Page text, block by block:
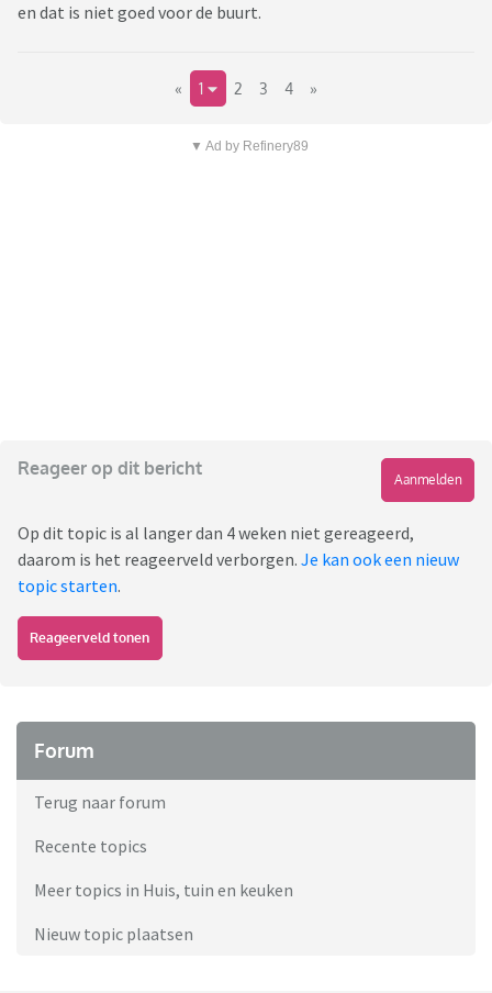
en dat is niet goed voor de buurt.
« 1 2 3 4 »
▼ Ad by Refinery89
Reageer op dit bericht
Aanmelden
Op dit topic is al langer dan 4 weken niet gereageerd,
daarom is het reageerveld verborgen. Je kan ook een nieuw
topic starten.
Reageerveld tonen
Forum
Terug naar forum
Recente topics
Meer topics in Huis, tuin en keuken
Nieuw topic plaatsen